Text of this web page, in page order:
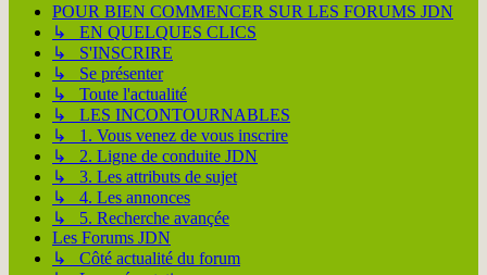
POUR BIEN COMMENCER SUR LES FORUMS JDN
↳ EN QUELQUES CLICS
↳ S'INSCRIRE
↳ Se présenter
↳ Toute l'actualité
↳ LES INCONTOURNABLES
↳ 1. Vous venez de vous inscrire
↳ 2. Ligne de conduite JDN
↳ 3. Les attributs de sujet
↳ 4. Les annonces
↳ 5. Recherche avançée
Les Forums JDN
↳ Côté actualité du forum